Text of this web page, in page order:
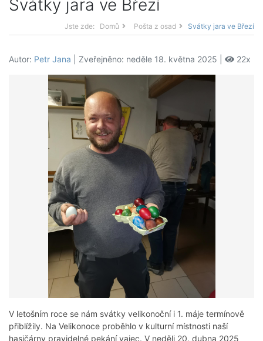
Svátky jara ve Březí
Jste zde: Domů Pošta z osad Svátky jara ve Březí
Autor: Petr Jana | Zveřejněno: neděle 18. května 2025 | 22x
V letošním roce se nám svátky velikonoční i 1. máje termínově
přiblížily. Na Velikonoce proběhlo v kulturní místnosti naší
hasičárny pravidelné pekání vajec. V neděli 20. dubna 2025